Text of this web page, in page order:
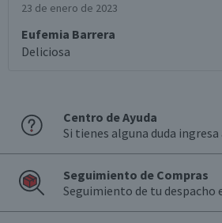
23 de enero de 2023
Eufemia Barrera
Deliciosa
Centro de Ayuda
Si tienes alguna duda ingresa
Seguimiento de Compras
Seguimiento de tu despacho